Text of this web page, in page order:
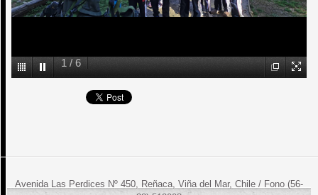
1 /6
Avenida Las Perdices Nº 450, Reñaca, Viña del Mar, Chile / Fono (56-